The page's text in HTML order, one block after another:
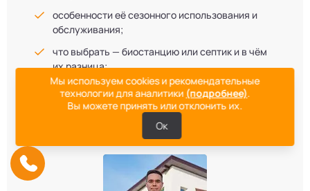
особенности её сезонного использования и
обслуживания;
что выбрать — биостанцию или септик и в чём
их разница;
какая станция лучше отвечает вашим
потребностям;
куда утилизировать сточную воду на вашем
Мы используем cookies и рекомендательные
технологии для аналитики (подробнее).
Вы можете принять или отклонить их.
Ок